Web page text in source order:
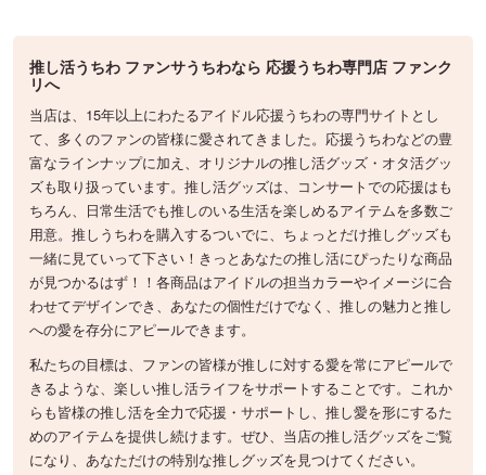
推し活うちわ ファンサうちわなら 応援うちわ専門店 ファンク
リへ
当店は、15年以上にわたるアイドル応援うちわの専門サイトとし
て、多くのファンの皆様に愛されてきました。応援うちわなどの豊
富なラインナップに加え、オリジナルの推し活グッズ・オタ活グッ
ズも取り扱っています。推し活グッズは、コンサートでの応援はも
ちろん、日常生活でも推しのいる生活を楽しめるアイテムを多数ご
用意。推しうちわを購入するついでに、ちょっとだけ推しグッズも
一緒に見ていって下さい！きっとあなたの推し活にぴったりな商品
が見つかるはず！！各商品はアイドルの担当カラーやイメージに合
わせてデザインでき、あなたの個性だけでなく、推しの魅力と推し
への愛を存分にアピールできます。
私たちの目標は、ファンの皆様が推しに対する愛を常にアピールで
きるような、楽しい推し活ライフをサポートすることです。これか
らも皆様の推し活を全力で応援・サポートし、推し愛を形にするた
めのアイテムを提供し続けます。ぜひ、当店の推し活グッズをご覧
になり、あなただけの特別な推しグッズを見つけてください。